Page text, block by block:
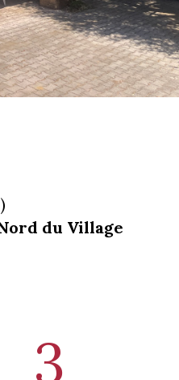
du Village
3